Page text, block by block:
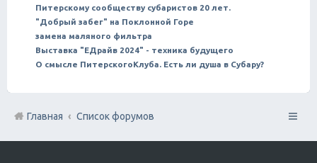
Питерскому сообществу субаристов 20 лет.
"Добрый забег" на Поклонной Горе
замена маляного фильтра
Выставка "ЕДрайв 2024" - техника будущего
О смысле ПитерскогоКлуба. Есть ли душа в Субару?
Главная Список форумов